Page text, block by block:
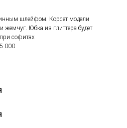
шлейфом. Корсет модели
жемчуг. Юбка из глиттера будет
софитах
000